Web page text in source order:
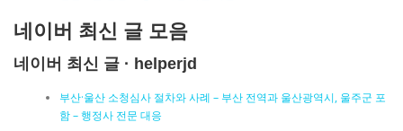
네이버 최신 글 모음
네이버 최신 글 · helperjd
부산·울산 소청심사 절차와 사례 – 부산 전역과 울산광역시, 울주군 포
함 – 행정사 전문 대응